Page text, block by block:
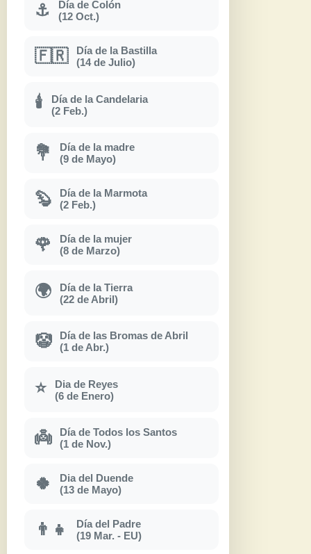
⚓
Día de Colón
(12 Oct.)
🇫🇷
Día de la Bastilla
(14 de Julio)
🕯
Día de la Candelaria
(2 Feb.)
💐
Día de la madre
(9 de Mayo)
🦫
Día de la Marmota
(2 Feb.)
🌹
Día de la mujer
(8 de Marzo)
🌍
Día de la Tierra
(22 de Abril)
🤡
Día de las Bromas de Abril
(1 de Abr.)
⭐
Dia de Reyes
(6 de Enero)
👼
Día de Todos los Santos
(1 de Nov.)
🍀
Dia del Duende
(13 de Mayo)
👨‍👧
Día del Padre
(19 Mar. - EU)